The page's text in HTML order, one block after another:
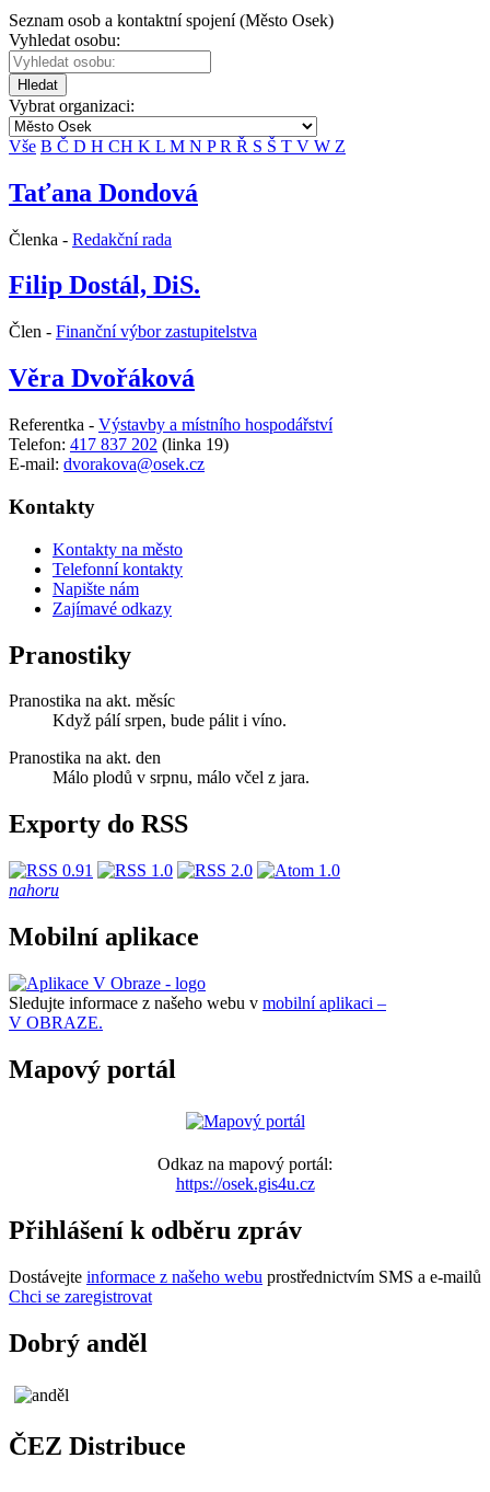
Seznam osob a kontaktní spojení (Město Osek)
Vyhledat osobu:
Hledat
Vybrat organizaci:
Vše B Č D H CH K L M N PR Ř S Š T V W Z
Taťana Dondová
Členka - Redakční rada
Filip Dostál, DiS.
Člen - Finanční výbor zastupitelstva
Věra Dvořáková
Referentka - Výstavby a místního hospodářství
Telefon: 417 837 202 (linka 19)
E-mail: dvorakova@osek.cz
Kontakty
Kontakty na město
Telefonní kontakty
Napište nám
Zajímavé odkazy
Pranostiky
Pranostika na akt. měsíc
Když pálí srpen, bude pálit i víno.
Pranostika na akt. den
Málo plodů v srpnu, málo včel z jara.
Exporty do RSS
nahoru
Mobilní aplikace
Sledujte informace z našeho webu v mobilní aplikaci –
V OBRAZE.
Mapový portál
Odkaz na mapový portál:
https://osek.gis4u.cz
Přihlášení k odběru zpráv
Dostávejte informace z našeho webu prostřednictvím SMS a e-mailů
Chci se zaregistrovat
Dobrý anděl
ČEZ Distribuce